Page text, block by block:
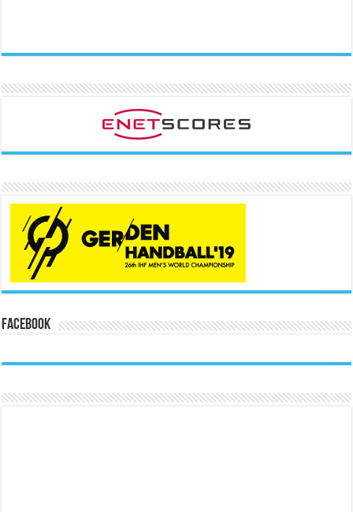
Facebook